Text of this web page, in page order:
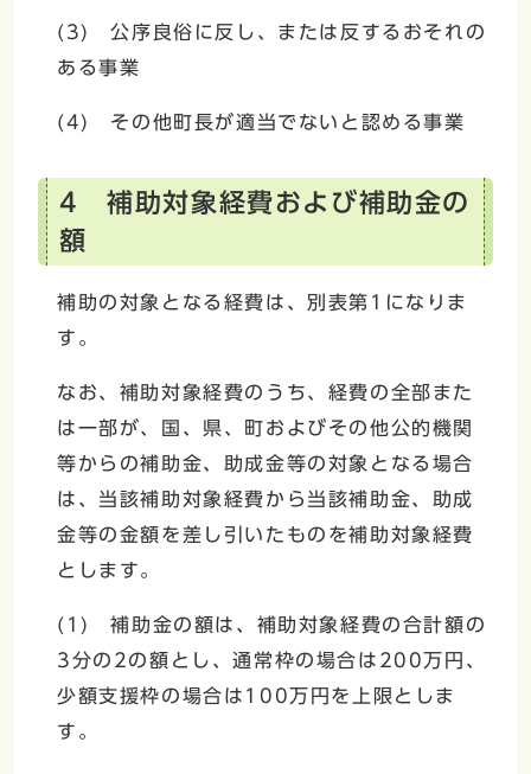
(3) 公序良俗に反し、または反するおそれの
ある事業
(4) その他町長が適当でないと認める事業
4 補助対象経費および補助金の
額
補助の対象となる経費は、別表第1になりま
す。
なお、補助対象経費のうち、経費の全部また
は一部が、国、県、町およびその他公的機関
等からの補助金、助成金等の対象となる場合
は、当該補助対象経費から当該補助金、助成
金等の金額を差し引いたものを補助対象経費
とします。
(1) 補助金の額は、補助対象経費の合計額の
3分の2の額とし、通常枠の場合は200万円、
少額支援枠の場合は100万円を上限としま
す。